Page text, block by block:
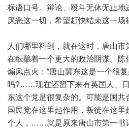
标语口号。辩论、殴斗无休无止地
厌恶这一切，希望赶快结束这一场
人们哪里料到，就在这时，唐山市
在酝酿着一个更大的政治阴谋。陈
煽风点火：“唐山冀东这是一个很
吗?……现在还留下来有英国人、
东这个党是很复杂的。可能是国共
国民党在这里起作用，叛徒在这
个人，……就是原来唐山市第一书